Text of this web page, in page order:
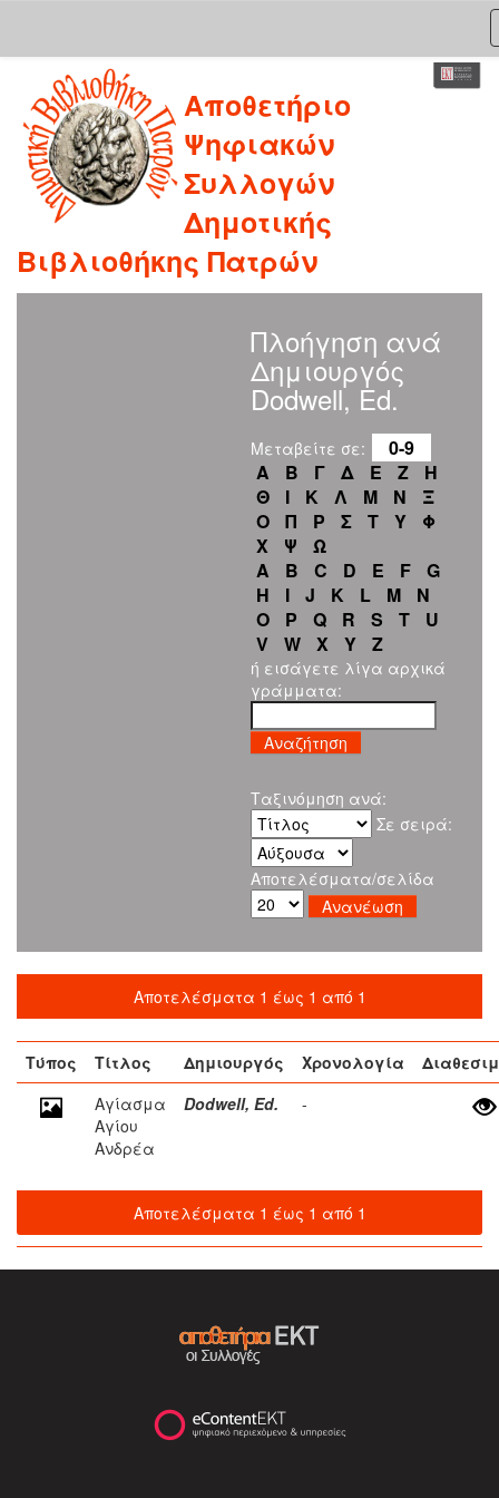
navigation
Αποθετήριο
Ψηφιακών
Συλλογών
Δημοτικής
Βιβλιοθήκης Πατρών
Πλοήγηση ανά
Δημιουργός
Dodwell, Ed.
Μεταβείτε σε:
0-9
Α
Β Γ Δ Ε Ζ
Η
Θ
Ι Κ Λ Μ Ν
Ξ
Ο
Π Ρ Σ Τ Υ
Φ
Χ
Ψ
Ω
A
B C D E F
G
H
I J K L M
N
O
P Q R S T
U
V
W X Y Z
ή εισάγετε λίγα αρχικά
γράμματα:
Ταξινόμηση ανά:
Σε σειρά:
Αποτελέσματα/σελίδα
Αποτελέσματα 1 έως 1 από 1
Τύπος Τίτλος Δημιουργός Χρονολογία
Αγίασμα
Αγίου
Ανδρέα
Dodwell, Ed. -
Αποτελέσματα 1 έως 1 από 1